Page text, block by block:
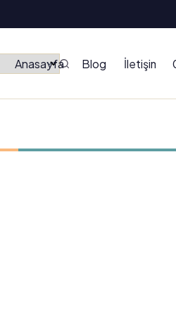
Anasayfa Blog İletişim